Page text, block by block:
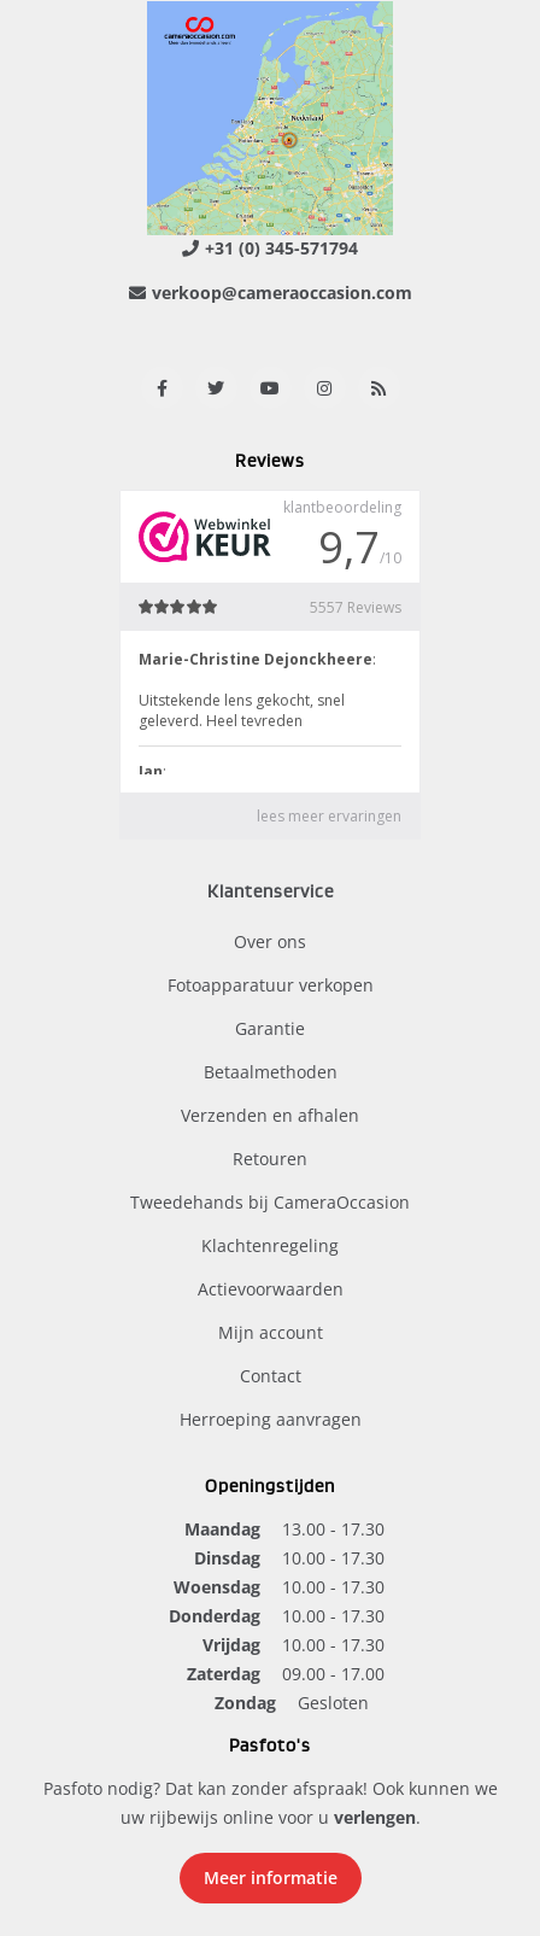
+31 (0) 345-571794
verkoop@cameraoccasion.com
Reviews
Klantenservice
Over ons
Fotoapparatuur verkopen
Garantie
Betaalmethoden
Verzenden en afhalen
Retouren
Tweedehands bij CameraOccasion
Klachtenregeling
Actievoorwaarden
Mijn account
Contact
Herroeping aanvragen
Openingstijden
Maandag
13.00 - 17.30
Dinsdag
10.00 - 17.30
Woensdag
10.00 - 17.30
Donderdag
10.00 - 17.30
Vrijdag
10.00 - 17.30
Zaterdag
09.00 - 17.00
Zondag
Gesloten
Pasfoto's
Pasfoto nodig? Dat kan zonder afspraak! Ook kunnen we
uw rijbewijs online voor u verlengen.
Meer informatie